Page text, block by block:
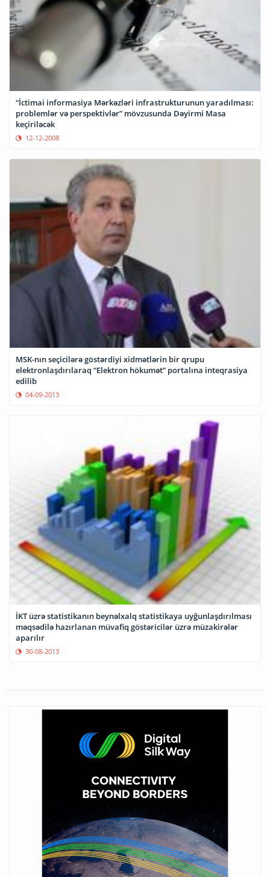
“İctimai informasiya Mərkəzləri infrastrukturunun yaradılması:
problemlər və perspektivlər” mövzusunda Dəyirmi Masa
keçiriləcək
12-12-2008
MSK-nın seçicilərə göstərdiyi xidmətlərin bir qrupu
elektronlaşdırılaraq “Elektron hökumət” portalına inteqrasiya
edilib
04-09-2013
İKT üzrə statistikanın beynəlxalq statistikaya uyğunlaşdırılması
məqsədilə hazırlanan müvafiq göstəricilər üzrə müzakirələr
aparılır
30-08-2013